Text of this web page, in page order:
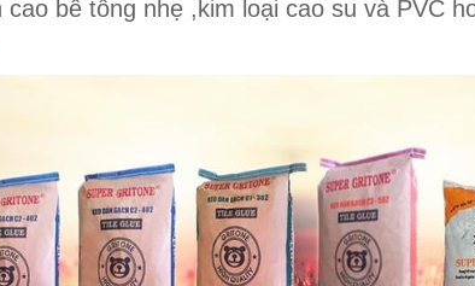
cao bê tông nhẹ ,kim loại cao su và PVC